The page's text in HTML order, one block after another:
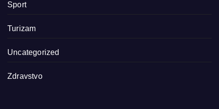
Sport
Turizam
Uncategorized
Zdravstvo